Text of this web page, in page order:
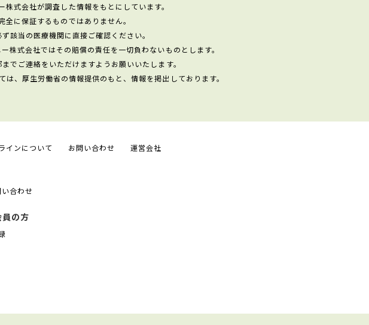
式会社が調査した情報をもとにしています。
に保証するものではありません。
該当の医療機関に直接ご確認ください。
株式会社ではその賠償の責任を一切負わないものとします。
でご連絡をいただけますようお願いいたします。
、厚生労働省の情報提供のもと、情報を掲出しております。
インについて お問い合わせ 運営会社
い合わせ
員の方